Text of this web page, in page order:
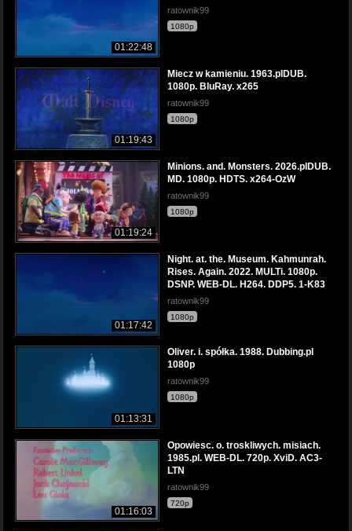
01:22:48
ratownik99
1080p
01:19:43
Miecz w kamieniu. 1963.plDUB.
1080p. BluRay. x265
ratownik99
1080p
01:19:24
Minions. and. Monsters. 2026.plDUB.
MD. 1080p. HDTS. x264-OzW
ratownik99
1080p
01:17:42
Night. at. the. Museum. Kahmunrah.
Rises. Again. 2022. MULTi. 1080p.
DSNP. WEB-DL. H264. DDP5. 1-K83
ratownik99
1080p
01:13:31
Oliver. i. spółka. 1988. Dubbing.pl
1080p
ratownik99
1080p
01:16:03
Opowiesc. o. troskliwych. misiach.
1985.pl. WEB-DL. 720p. XviD. AC3-
LTN
ratownik99
720p